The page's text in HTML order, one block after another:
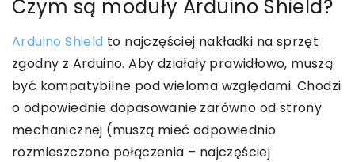
Czym są moduły Arduino Shield?
Arduino Shield to najczęściej nakładki na sprzęt
zgodny z Arduino. Aby działały prawidłowo, muszą
być kompatybilne pod wieloma względami. Chodzi
o odpowiednie dopasowanie zarówno od strony
mechanicznej (muszą mieć odpowiednio
rozmieszczone połączenia – najczęściej